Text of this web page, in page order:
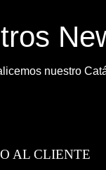
nuestro
AL CLIENTE